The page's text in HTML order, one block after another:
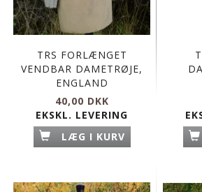
TRS FORLÆNGET
VENDBAR DAMETRØJE,
ENGLAND
40,00 DKK
EKSKL. LEVERING
LÆG I KURV